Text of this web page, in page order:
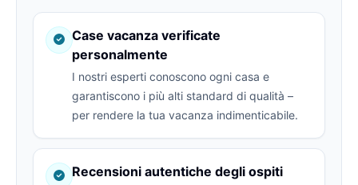
Case vacanza verificate
personalmente
I nostri esperti conoscono ogni casa e
garantiscono i più alti standard di qualità –
per rendere la tua vacanza indimenticabile.
Recensioni autentiche degli ospiti